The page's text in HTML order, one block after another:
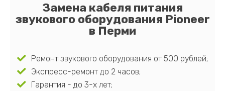
Замена кабеля питания
звукового оборудования Pioneer
в Перми
Ремонт звукового оборудования от 500 рублей;
Экспресс-ремонт до 2 часов;
Гарантия - до 3-х лет;